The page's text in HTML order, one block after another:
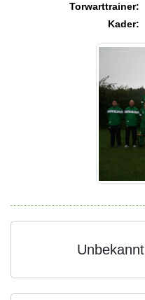
Torwarttrainer:
Kader:
Unbekannt